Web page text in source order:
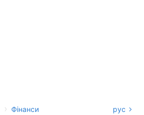
› Фінанси рус